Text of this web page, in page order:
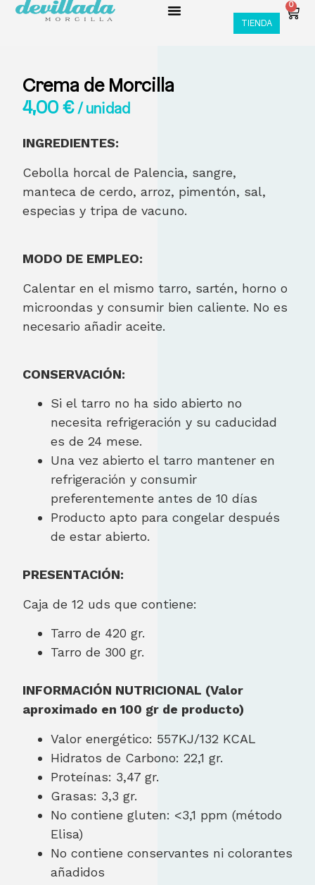
TIENDA
0
Crema de Morcilla
4,00€/ unidad
INGREDIENTES:
Cebolla horcal de Palencia, sangre,
manteca de cerdo, arroz, pimentón, sal,
especias y tripa de vacuno.
MODO DE EMPLEO:
Calentar en el mismo tarro, sartén, horno o
microondas y consumir bien caliente. No es
necesario añadir aceite.
CONSERVACIÓN:
Si el tarro no ha sido abierto no
necesita refrigeración y su caducidad
es de 24 mese.
Una vez abierto el tarro mantener en
refrigeración y consumir
preferentemente antes de 10 días
Producto apto para congelar después
de estar abierto.
PRESENTACIÓN:
Caja de 12 uds que contiene:
Tarro de 420 gr.
Tarro de 300 gr.
INFORMACIÓN NUTRICIONAL (Valor
aproximado en 100 gr de producto)
Valor energético: 557KJ/132 KCAL
Hidratos de Carbono: 22,1 gr.
Proteínas: 3,47 gr.
Grasas: 3,3 gr.
No contiene gluten: <3,1 ppm (método
Elisa)
No contiene conservantes ni colorantes
añadidos